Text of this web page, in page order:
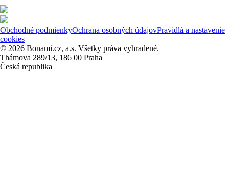
Obchodné podmienkyOchrana osobných údajovPravidlá a nastavenie
cookies
© 2026 Bonami.cz, a.s. Všetky práva vyhradené.
Thámova 289/13, 186 00 Praha
Česká republika